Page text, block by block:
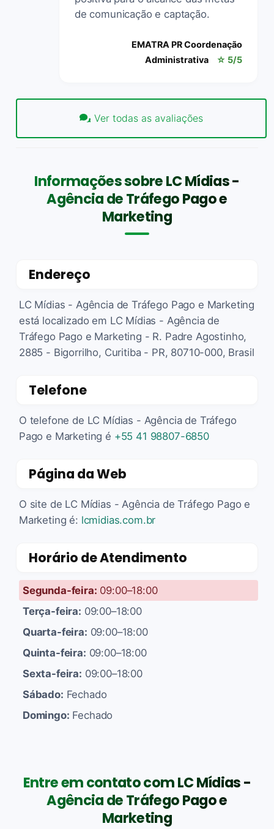
de comunicação e captação.
EMATRA PR Coordenação
Administrativa
☆ 5/5
Ver todas as avaliações
Informações sobre LC Mídias -
Agência de Tráfego Pago e
Marketing
Endereço
LC Mídias - Agência de Tráfego Pago e Marketing
está localizado em LC Mídias - Agência de
Tráfego Pago e Marketing - R. Padre Agostinho,
2885 - Bigorrilho, Curitiba - PR, 80710-000, Brasil
Telefone
O telefone de LC Mídias - Agência de Tráfego
Pago e Marketing é +55 41 98807-6850
Página da Web
O site de LC Mídias - Agência de Tráfego Pago e
Marketing é: lcmidias.com.br
Horário de Atendimento
Segunda-feira: 09:00–18:00
Terça-feira: 09:00–18:00
Quarta-feira: 09:00–18:00
Quinta-feira: 09:00–18:00
Sexta-feira: 09:00–18:00
Sábado: Fechado
Domingo: Fechado
Entre em contato com LC Mídias -
Agência de Tráfego Pago e
Marketing